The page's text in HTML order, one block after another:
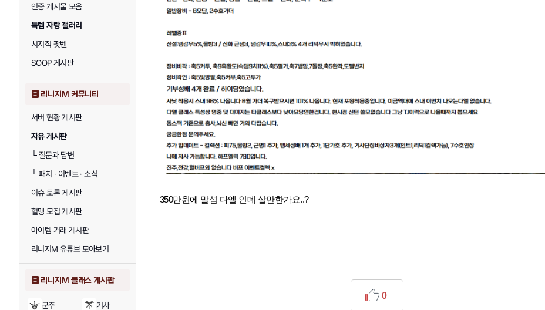
인증 게시물 모음
득템 자랑 갤러리
치지직 팟벤
SOOP 게시판
리니지M 커뮤니티
서버 현황 게시판
자유 게시판
└질문과 답변
└패치 · 이벤트 · 소식
이슈 토론 게시판
혈맹 모집 게시판
아이템 거래 게시판
리니지M 유튜브 모아보기
리니지M 클래스 게시판
군주 기사
350만원에 말섬 다엘 인데 살만한가요..?
0